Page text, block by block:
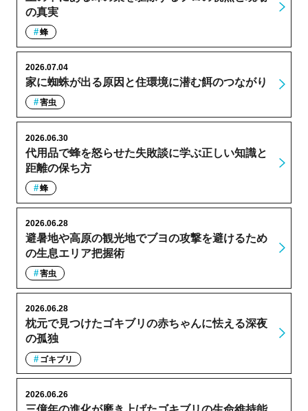
の真実
蜂
家に蜘蛛が出る原因と住環境に潜む餌のつながり
2026.07.04
害虫
代用品で蜂を怒らせた失敗談に学ぶ正しい知識と
距離の保ち方
2026.06.30
蜂
避暑地や高原の観光地でブヨの攻撃を避けるため
の生息エリア把握術
2026.06.28
害虫
枕元で見つけたゴキブリの赤ちゃんに怯える深夜
の孤独
2026.06.28
ゴキブリ
2026.06.26